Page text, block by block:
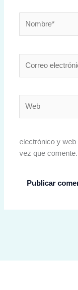
electrónico*
electrónico y
vez que comente.